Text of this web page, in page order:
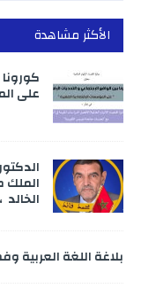
الأكثر مشاهدة
على
الخالد
بلاغة اللغة العربية